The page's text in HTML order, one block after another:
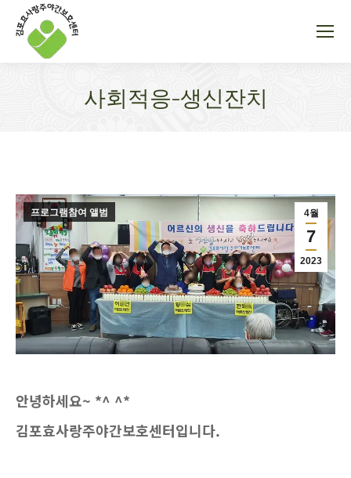
사회적응-생신잔치
4월
7
2023
프로그램참여 앨범
안녕하세요~ *^ ^*
김포효사랑주야간보호센터입니다.